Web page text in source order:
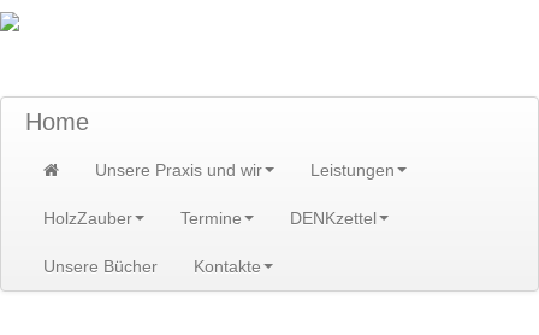
Home
Unsere Praxis und wir Leistungen
HolzZauber Termine DENKzettel
Unsere Bücher Kontakte